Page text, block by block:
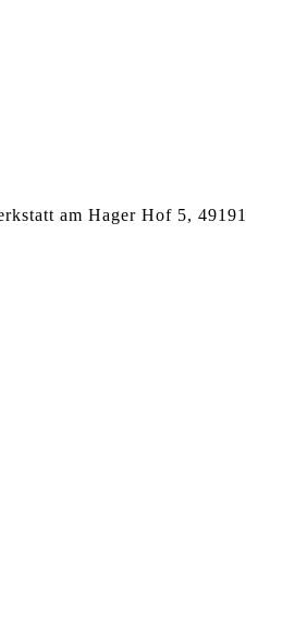
am Hager Hof 5, 49191